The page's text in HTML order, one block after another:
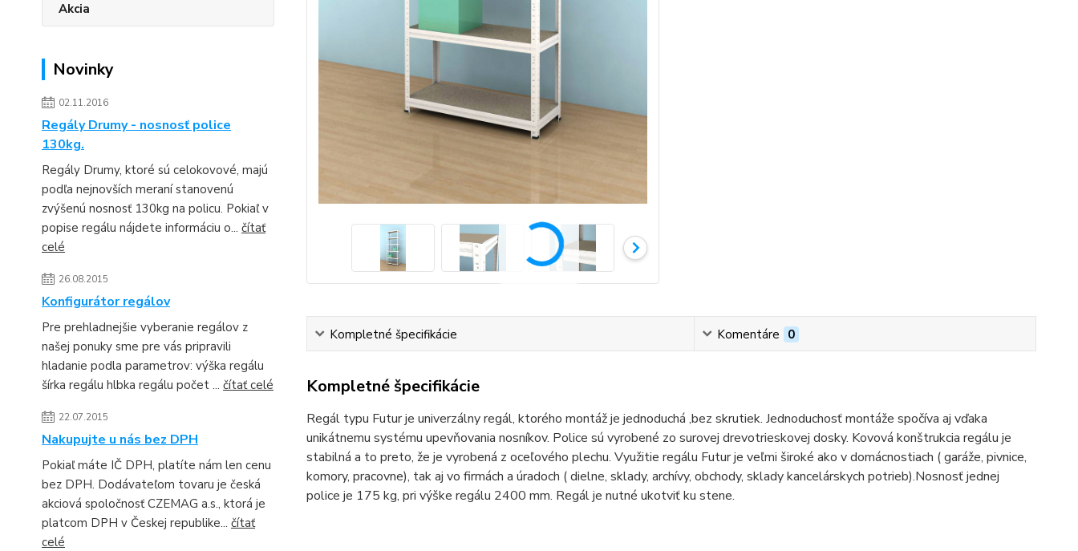
Akcia
Novinky
02.11.2016
Regály Drumy - nosnosť police
130kg.
Regály Drumy, ktoré sú celokovové, majú
podľa nejnovších meraní stanovenú
zvýšenú nosnosť 130kg na policu. Pokiaľ v
popise regálu nájdete informáciu o... čítať
celé
26.08.2015
Konfigurátor regálov
Pre prehladnejšie vyberanie regálov z
našej ponuky sme pre vás pripravili
hladanie podla parametrov: výška regálu
šírka regálu hlbka regálu počet ... čítať celé
22.07.2015
Nakupujte u nás bez DPH
Pokiaľ máte IČ DPH, platíte nám len cenu
bez DPH. Dodávateľom tovaru je česká
akciová spoločnosť CZEMAG a.s., ktorá je
platcom DPH v Českej republike... čítať
celé
Kompletné špecifikácie Komentáre 0
Kompletné špecifikácie
Regál typu Futur je univerzálny regál, ktorého montáž je jednoduchá ,bez skrutiek. Jednoduchosť montáže spočíva aj vďaka
unikátnemu systému upevňovania nosníkov. Police sú vyrobené zo surovej drevotrieskovej dosky. Kovová konštrukcia regálu je
stabilná a to preto, že je vyrobená z oceľového plechu. Využitie regálu Futur je veľmi široké ako v domácnostiach ( garáže, pivnice,
komory, pracovne), tak aj vo firmách a úradoch ( dielne, sklady, archívy, obchody, sklady kancelárskych potrieb).Nosnosť jednej
police je 175 kg, pri výške regálu 2400 mm. Regál je nutné ukotviť ku stene.